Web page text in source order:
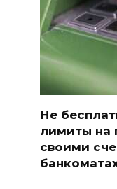
Не
лимиты на
своими